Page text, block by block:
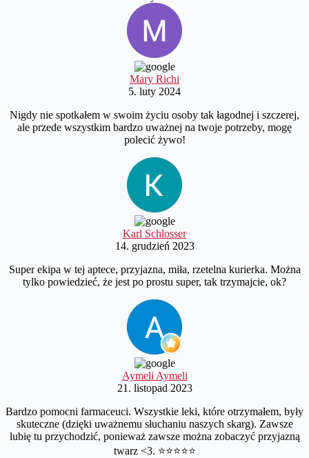
Mary Richi
5. luty 2024
Nigdy nie spotkałem w swoim życiu osoby tak łagodnej i szczerej,
ale przede wszystkim bardzo uważnej na twoje potrzeby, mogę
polecić żywo!
Karl Schlosser
14. grudzień 2023
Super ekipa w tej aptece, przyjazna, miła, rzetelna kurierka. Można
tylko powiedzieć, że jest po prostu super, tak trzymajcie, ok?
Aymeli Aymeli
21. listopad 2023
Bardzo pomocni farmaceuci. Wszystkie leki, które otrzymałem, były
skuteczne (dzięki uważnemu słuchaniu naszych skarg). Zawsze
lubię tu przychodzić, ponieważ zawsze można zobaczyć przyjazną
twarz <3. ⭐️⭐️⭐️⭐️⭐️